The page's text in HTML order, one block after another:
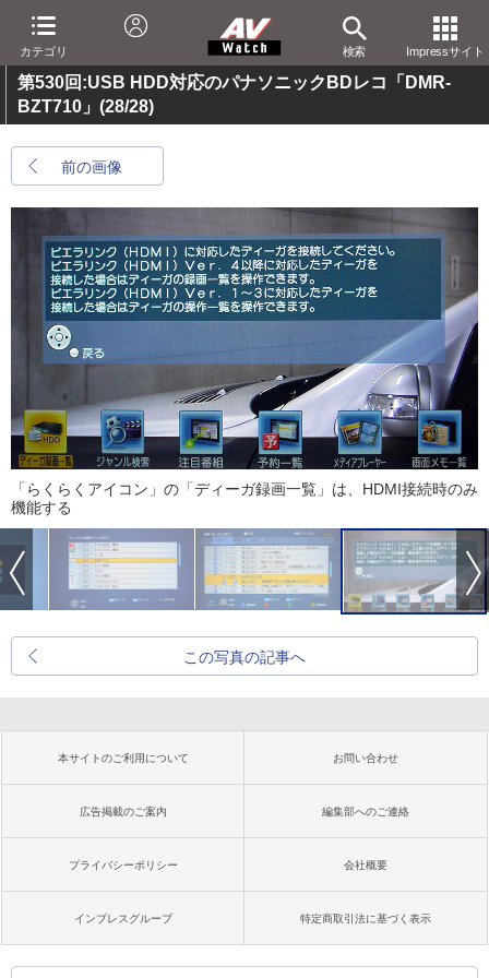
カテゴリ 検索 Impressサイト
第530回:USB HDD対応のパナソニックBDレコ「DMR-
BZT710」 (28/28)
前の画像
「らくらくアイコン」の「ディーガ録画一覧」は、HDMI接続時のみ
機能する
この写真の記事へ
本サイトのご利用について お問い合わせ
広告掲載のご案内 編集部へのご連絡
プライバシーポリシー 会社概要
インプレスグループ 特定商取引法に基づく表示